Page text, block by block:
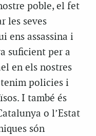
poble, el fet
les seves
ens assassina i
suficient per a
en els nostres
policies i
I també és
o l’Estat
són